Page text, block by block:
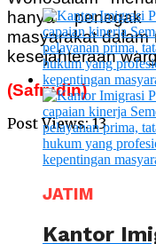
hanya
masyarakat dalam
kesejahteraan
(Safrudin)
Post Views: 13
JATIM
Kantor